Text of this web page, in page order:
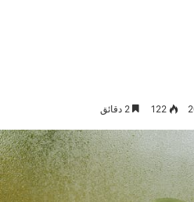
122 2 دقائق